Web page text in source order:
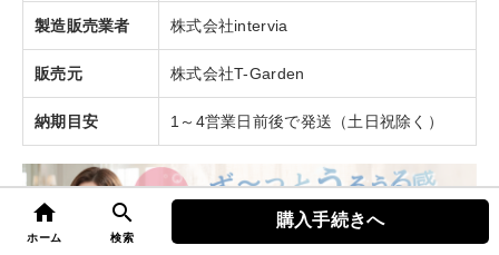
home
ホーム
search
検索
購入手続きへ
製造販売業者 株式会社intervia
販売元 株式会社T-Garden
納期目安 1～4営業日前後で発送（土日祝除く）